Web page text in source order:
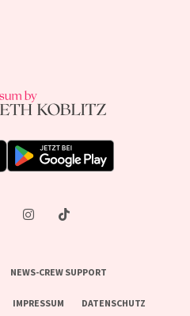
NEWS-CREW SUPPORT
IMPRESSUM DATENSCHUTZ